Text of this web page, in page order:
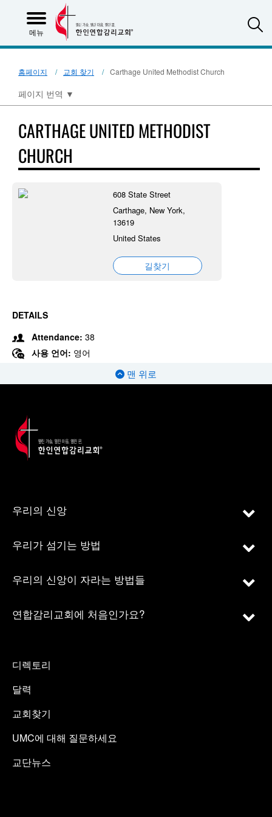
메뉴
홈페이지 교회 찾기 Carthage United Methodist Church
페이지 번역 ▼
CARTHAGE UNITED METHODIST
CHURCH
608 State Street
Carthage, New York,
13619
United States
길찾기
DETAILS
Attendance: 38
사용 언어: 영어
맨 위로
우리의 신앙
우리가 섬기는 방법
우리의 신앙이 자라는 방법들
연합감리교회에 처음인가요?
디렉토리
달력
교회찾기
UMC에 대해 질문하세요
교단뉴스